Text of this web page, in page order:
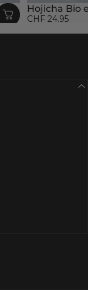
Hojicha Bio
CHF 24.95